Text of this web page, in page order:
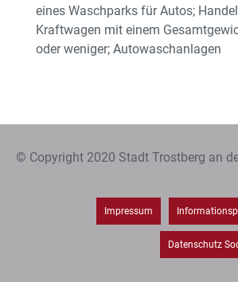
eines Waschparks für Autos;
Kraftwagen mit einem
oder weniger; Autowaschanlagen
© Copyright 2020 Stadt Trostberg an
Impressum
Datenschutz